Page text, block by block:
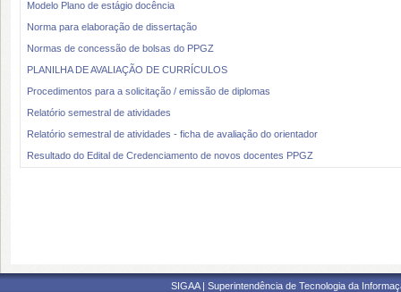
Modelo Plano de estágio docência
Norma para elaboração de dissertação
Normas de concessão de bolsas do PPGZ
PLANILHA DE AVALIAÇÃO DE CURRÍCULOS
Procedimentos para a solicitação / emissão de diplomas
Relatório semestral de atividades
Relatório semestral de atividades - ficha de avaliação do orientador
Resultado do Edital de Credenciamento de novos docentes PPGZ
SIGAA | Superintendência de Tecnologia da